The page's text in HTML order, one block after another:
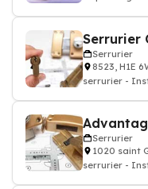
Serrurier
Serrurier
8523, H1E
serrurier -
Serrurier
1020 saint
serrurier -